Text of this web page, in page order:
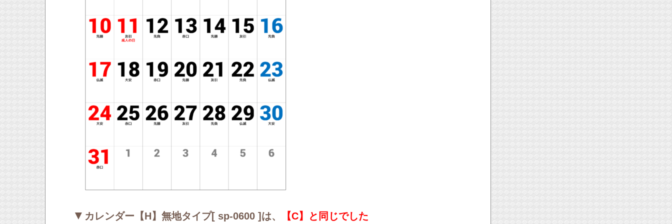
▼ カレンダー【H】無地タイプ[ sp-0600 ]は、 【C】と同じでした